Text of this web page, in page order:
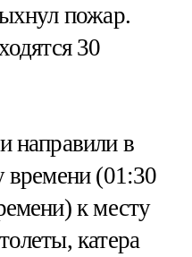
пожар.
30
направили в
времени (01:30
к месту
катера